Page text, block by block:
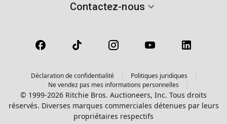
Contactez-nous
Déclaration de confidentialité
Politiques juridiques
Ne vendez pas mes informations personnelles
© 1999-2026 Ritchie Bros. Auctioneers, Inc. Tous droits
réservés. Diverses marques commerciales détenues par leurs
propriétaires respectifs